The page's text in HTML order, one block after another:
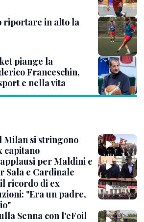
riportare in alto la
piange la
Franceschin,
e nella vita
Milan si stringono
capitano
per Maldini e
Sala e Cardinale
ricordo di ex
"Era un padre,
Senna con l'eFoil